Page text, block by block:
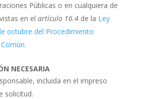
Públicas o en cualquiera de
en el artículo 16.4de la Ley
octubre del Procedimiento
NECESARIA
incluida en el impreso
solicitud.